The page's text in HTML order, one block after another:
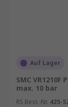
Auf Lager
SMC
max. 10 bar
RS Best.-Nr. 425-